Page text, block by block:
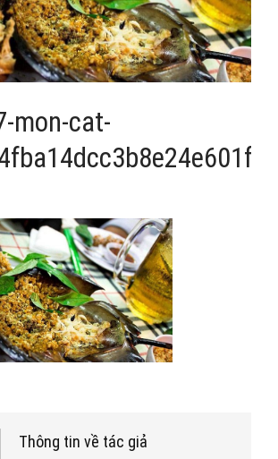
mon-cat-
Thông tin về tác giả